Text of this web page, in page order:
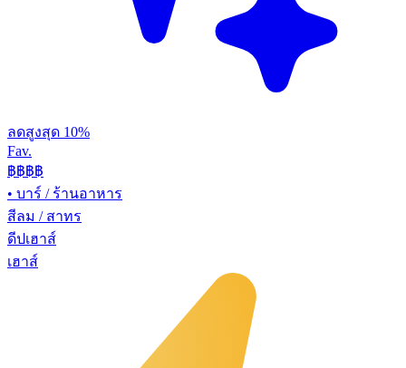
ลดสูงสุด 10%
Fav.
฿฿฿฿
• บาร์ / ร้านอาหาร
สีลม / สาทร
ดีปเฮาส์
เฮาส์